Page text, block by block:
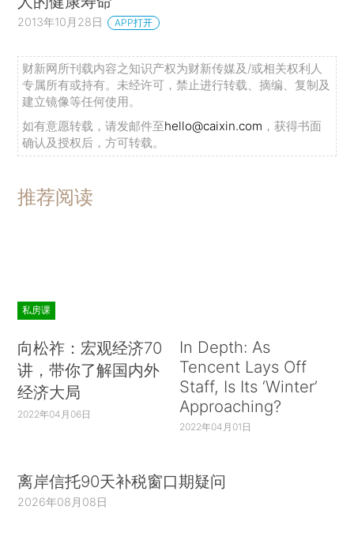
2013年10月28日 APP打开
财新网所刊载内容之知识产权为财新传媒及/或相关权利人
专属所有或持有。未经许可，禁止进行转载、摘编、复制及
建立镜像等任何使用。
如有意愿转载，请发邮件至hello@caixin.com ，获得书面
确认及授权后，方可转载。
推荐阅读
私房课
向松祚：宏观经济70
讲，带你了解国内外
经济大局
2022年04月06日
In Depth: As
Tencent Lays Off
Staff, Is Its ‘Winter’
Approaching?
2022年04月01日
离岸信托90天补税窗口期疑问
2026年08月08日